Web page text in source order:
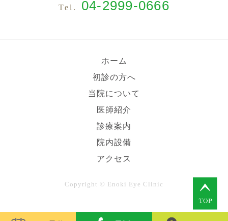
Tel. 04-2999-0666
ホーム
初診の方へ
当院について
医師紹介
診療案内
院内設備
アクセス
Copyright © Enoki Eye Clinic